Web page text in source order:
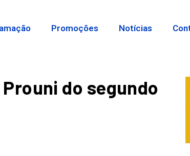
Promoções Notícias
do segundo